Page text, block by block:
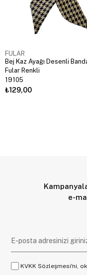
FULAR
Bej Kaz Ayağı Desenli
Fular Renkli
19105
₺129,00
e-
KVKK Sözleşmesi'ni,